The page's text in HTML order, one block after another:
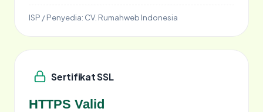
ISP / Penyedia: CV. Rumahweb Indonesia
Sertifikat SSL
HTTPS Valid